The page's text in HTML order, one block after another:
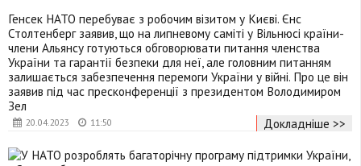
20.04.2023 11:50
Генсек НАТО перебуває з робочим візитом у Києві. Єнс
Столтенберг заявив, що на липневому саміті у Вільнюсі країни-
члени Альянсу готуються обговорювати питання членства
України та гарантії безпеки для неї, але головним питанням
залишається забезпечення перемоги України у війні. Про це він
заявив під час пресконференції з президентом Володимиром
Зел
Докладніше >>